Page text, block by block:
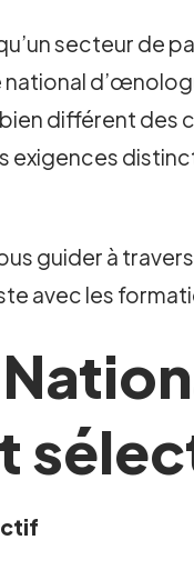
secteur de
différent des
guider à
avec les